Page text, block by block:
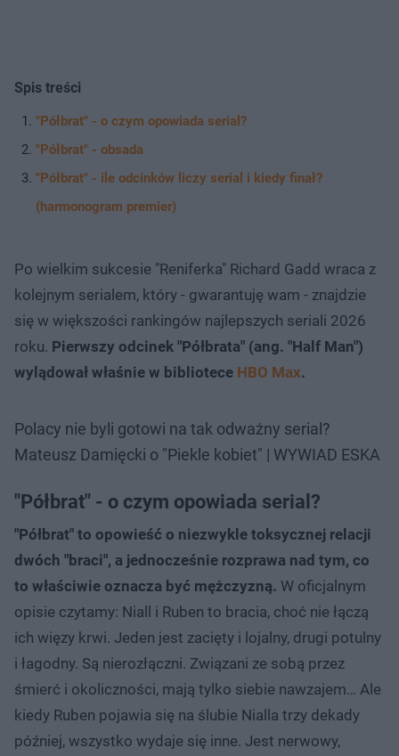
Spis treści
"Półbrat" - o czym opowiada serial?
"Półbrat" - obsada
"Półbrat" - ile odcinków liczy serial i kiedy finał?
(harmonogram premier)
Po wielkim sukcesie "Reniferka" Richard Gadd wraca z
kolejnym serialem, który - gwarantuję wam - znajdzie
się w większości rankingów najlepszych seriali 2026
roku. Pierwszy odcinek "Półbrata" (ang. "Half Man")
wylądował właśnie w bibliotece HBO Max.
Polacy nie byli gotowi na tak odważny serial?
Mateusz Damięcki o "Piekle kobiet" | WYWIAD ESKA
"Półbrat" - o czym opowiada serial?
"Półbrat" to opowieść o niezwykle toksycznej relacji
dwóch "braci", a jednocześnie rozprawa nad tym, co
to właściwie oznacza być mężczyzną. W oficjalnym
opisie czytamy: Niall i Ruben to bracia, choć nie łączą
ich więzy krwi. Jeden jest zacięty i lojalny, drugi potulny
i łagodny. Są nierozłączni. Związani ze sobą przez
śmierć i okoliczności, mają tylko siebie nawzajem… Ale
kiedy Ruben pojawia się na ślubie Nialla trzy dekady
później, wszystko wydaje się inne. Jest nerwowy,